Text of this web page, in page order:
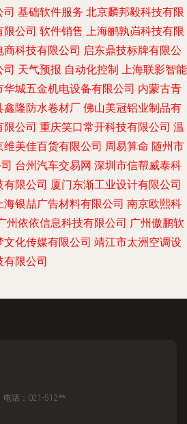
司 基础软件服务 北京麟邦毅科技有限
限公司 软件销售 上海鹂孰岿科技有限
科技有限公司 启东鼎技标牌有限公
司 天气预报 自动化控制 上海联影智能
华城五金机电设备有限公司 内蒙古青
鑫隆防水卷材厂 佛山美冠铝业制品有
限公司 重庆笑口常开科技有限公司 温
维美佳百货有限公司 周易算命 随州市
台州汽车交易网 深圳市信帮威泰科
有限公司 厦门东渐工业设计有限公司
海银喆广告材料有限公司 南京欧熙科
州依依信息科技有限公司 广州傲鹏软
文化传媒有限公司 靖江市太洲空调设
有限公司
电话：021-512**